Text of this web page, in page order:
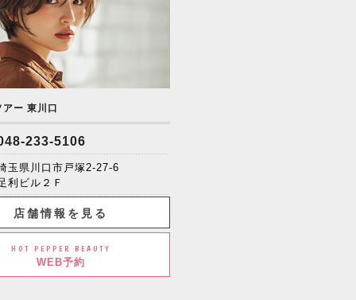
アー 東川口
233-5106
玉県川口市戸塚2-27-6
利ビル２Ｆ
店舗情報を見る
HOT PEPPER BEAUTY
WEB予約